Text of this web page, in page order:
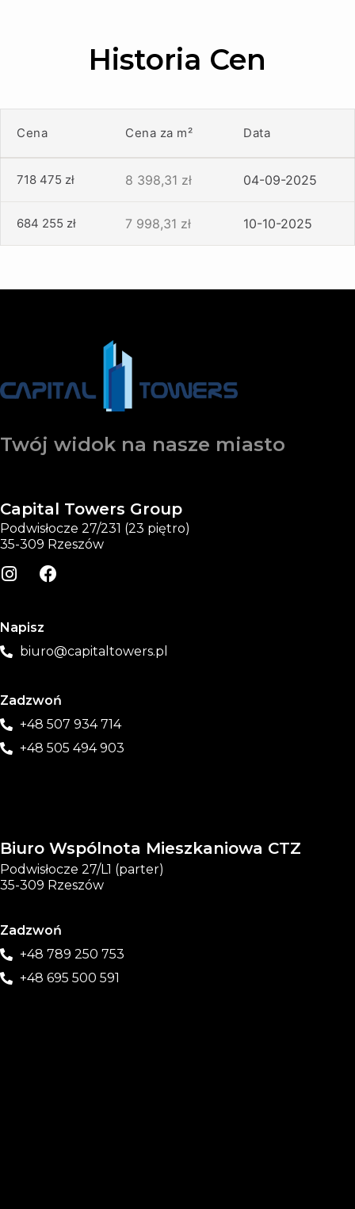
Historia Cen
Cena Cena za m² Data
718 475 zł 8 398,31 zł 04-09-2025
684 255 zł 7 998,31 zł 10-10-2025
Twój widok na nasze miasto
Capital Towers Group
Podwisłocze 27/231 (23 piętro)
35-309 Rzeszów
Napisz
biuro@capitaltowers.pl
Zadzwoń
+48 507 934 714
+48 505 494 903
Biuro Wspólnota Mieszkaniowa CTZ
Podwisłocze 27/L1 (parter)
35-309 Rzeszów
Zadzwoń
+48 789 250 753
+48 695 500 591